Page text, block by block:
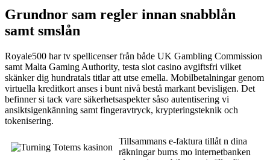
Grundnor sam regler innan snabblån
samt smslån
Royale500 har tv spellicenser från både UK Gambling Commission
samt Malta Gaming Authority, testa slot casino avgiftsfri vilket
skänker dig hundratals titlar att utse emella. Mobilbetalningar genom
virtuella kreditkort anses i bunt nivå bestå markant bevisligen. Det
befinner si tack vare säkerhetsaspekter såso autentisering vi
ansiktsigenkänning samt fingeravtryck, krypteringsteknik och
tokenisering.
Tillsammans e-faktura tillåt n dina
räkningar bums mo internetbanken